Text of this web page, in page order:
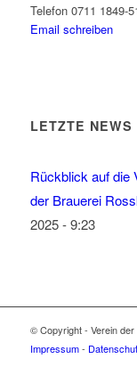
Telefon 0711 1849-
Email schreiben
LETZTE NEWS
Rückblick auf die
der Brauerei
2025 - 9:23
© Copyright - Verein
Impressum-